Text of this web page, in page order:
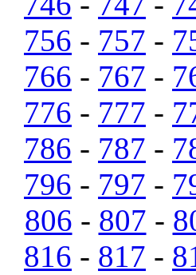
756 - 757 -
766 - 767 -
776 - 777 -
786 - 787 -
796 - 797 -
806 - 807 -
816 - 817 -